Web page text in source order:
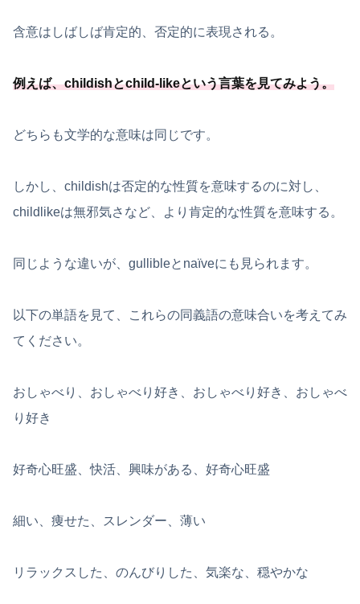
含意はしばしば肯定的、否定的に表現される。
例えば、childishとchild-likeという言葉を見てみよう。
どちらも文学的な意味は同じです。
しかし、childishは否定的な性質を意味するのに対し、
childlikeは無邪気さなど、より肯定的な性質を意味する。
同じような違いが、gullibleとnaïveにも見られます。
以下の単語を見て、これらの同義語の意味合いを考えてみ
てください。
おしゃべり、おしゃべり好き、おしゃべり好き、おしゃべ
り好き
好奇心旺盛、快活、興味がある、好奇心旺盛
細い、痩せた、スレンダー、薄い
リラックスした、のんびりした、気楽な、穏やかな